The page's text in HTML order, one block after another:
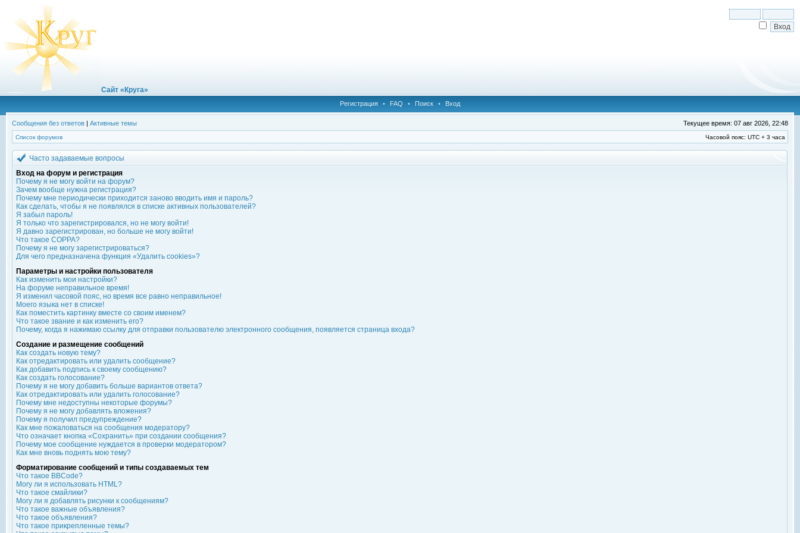
Сайт «Круга»
Регистрация • FAQ • Поиск • Вход
Сообщения без ответов | Активные темы Текущее время: 07 авг 2026, 22:48
Список форумов Часовой пояс: UTC + 3 часа
Часто задаваемые вопросы
Вход на форум и регистрация
Почему я не могу войти на форум?
Зачем вообще нужна регистрация?
Почему мне периодически приходится заново вводить имя и пароль?
Как сделать, чтобы я не появлялся в списке активных пользователей?
Я забыл пароль!
Я только что зарегистрировался, но не могу войти!
Я давно зарегистрирован, но больше не могу войти!
Что такое COPPA?
Почему я не могу зарегистрироваться?
Для чего предназначена функция «Удалить cookies»?
Параметры и настройки пользователя
Как изменить мои настройки?
На форуме неправильное время!
Я изменил часовой пояс, но время все равно неправильное!
Моего языка нет в списке!
Как поместить картинку вместе со своим именем?
Что такое звание и как изменить его?
Почему, когда я нажимаю ссылку для отправки пользователю электронного сообщения, появляется страница входа?
Создание и размещение сообщений
Как создать новую тему?
Как отредактировать или удалить сообщение?
Как добавить подпись к своему сообщению?
Как создать голосование?
Почему я не могу добавить больше вариантов ответа?
Как отредактировать или удалить голосование?
Почему мне недоступны некоторые форумы?
Почему я не могу добавлять вложения?
Почему я получил предупреждение?
Как мне пожаловаться на сообщения модератору?
Что означает кнопка «Сохранить» при создании сообщения?
Почему мое сообщение нуждается в проверки модератором?
Как мне вновь поднять мою тему?
Форматирование сообщений и типы создаваемых тем
Что такое BBCode?
Могу ли я использовать HTML?
Что такое смайлики?
Могу ли я добавлять рисунки к сообщениям?
Что такое важные объявления?
Что такое объявления?
Что такое прикрепленные темы?